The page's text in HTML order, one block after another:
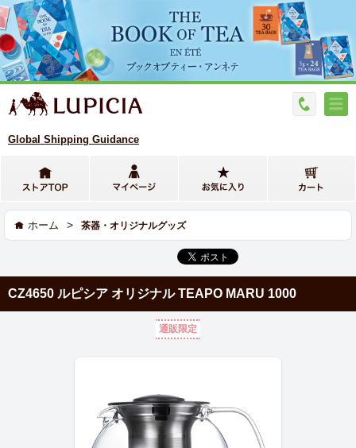
Global Shipping Guidance
ホーム > 茶器・オリジナルグッズ
CZ4650 ルピシア オリジナル TEAPO MARU 1000
通販限定